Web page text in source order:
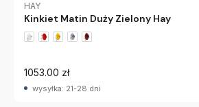
HAY
Kinkiet Matin Duży Zielony Hay
1053.00 zł
wysyłka: 21-28 dni